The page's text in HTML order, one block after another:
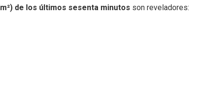
de los últimos sesenta minutos son reveladores: